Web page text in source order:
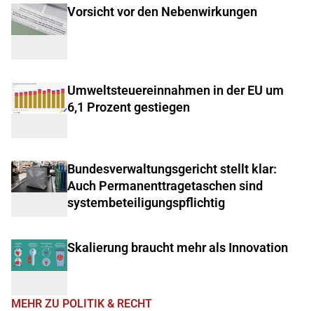
Vorsicht vor den Nebenwirkungen
Umweltsteuereinnahmen in der EU um
6,1 Prozent gestiegen
Bundesverwaltungsgericht stellt klar:
Auch Permanenttragetaschen sind
systembeteiligungspflichtig
Skalierung braucht mehr als Innovation
MEHR ZU POLITIK & RECHT